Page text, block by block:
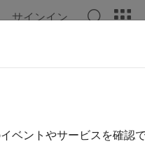
サインイン
per
a single time step
ベントやサービスを確認